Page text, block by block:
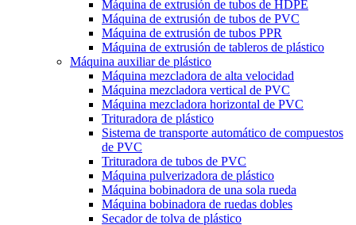
Máquina de extrusión de tubos de HDPE
Máquina de extrusión de tubos de PVC
Máquina de extrusión de tubos PPR
Máquina de extrusión de tableros de plástico
Máquina auxiliar de plástico
Máquina mezcladora de alta velocidad
Máquina mezcladora vertical de PVC
Máquina mezcladora horizontal de PVC
Trituradora de plástico
Sistema de transporte automático de compuestos
de PVC
Trituradora de tubos de PVC
Máquina pulverizadora de plástico
Máquina bobinadora de una sola rueda
Máquina bobinadora de ruedas dobles
Secador de tolva de plástico